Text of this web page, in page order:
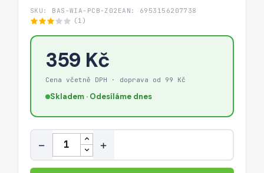
SKU: BAS-WIA-PCB-Z02 EAN: 6953156207738
(1)
359 Kč
Cena včetně DPH · doprava od 99 Kč
Skladem · Odesíláme dnes
Množství
− +